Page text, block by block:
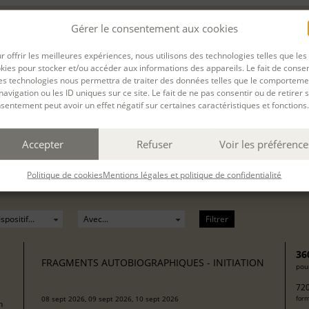
Gérer le consentement aux cookies
offrir les meilleures expériences, nous utilisons des technologies telles que les
pour stocker et/ou accéder aux informations des appareils. Le fait de
technologies nous permettra de traiter des données telles que le
ou les ID uniques sur ce site. Le fait de ne pas consentir ou de retirer
peut avoir un effet négatif sur certaines caractéristiques et fonctions.
Accepter Refuser Voir les
Politique de cookiesMentions légales et politique de confidentialité
du20 Oct. 2025au22 Oct. 2025àParis
session de formation est terminée.
Filtrer
FRAGMENTS AUTOBIOGRAPHIQUES - INITIATION
08 sept 2026, 09 sept 2026, 10 sept 2026